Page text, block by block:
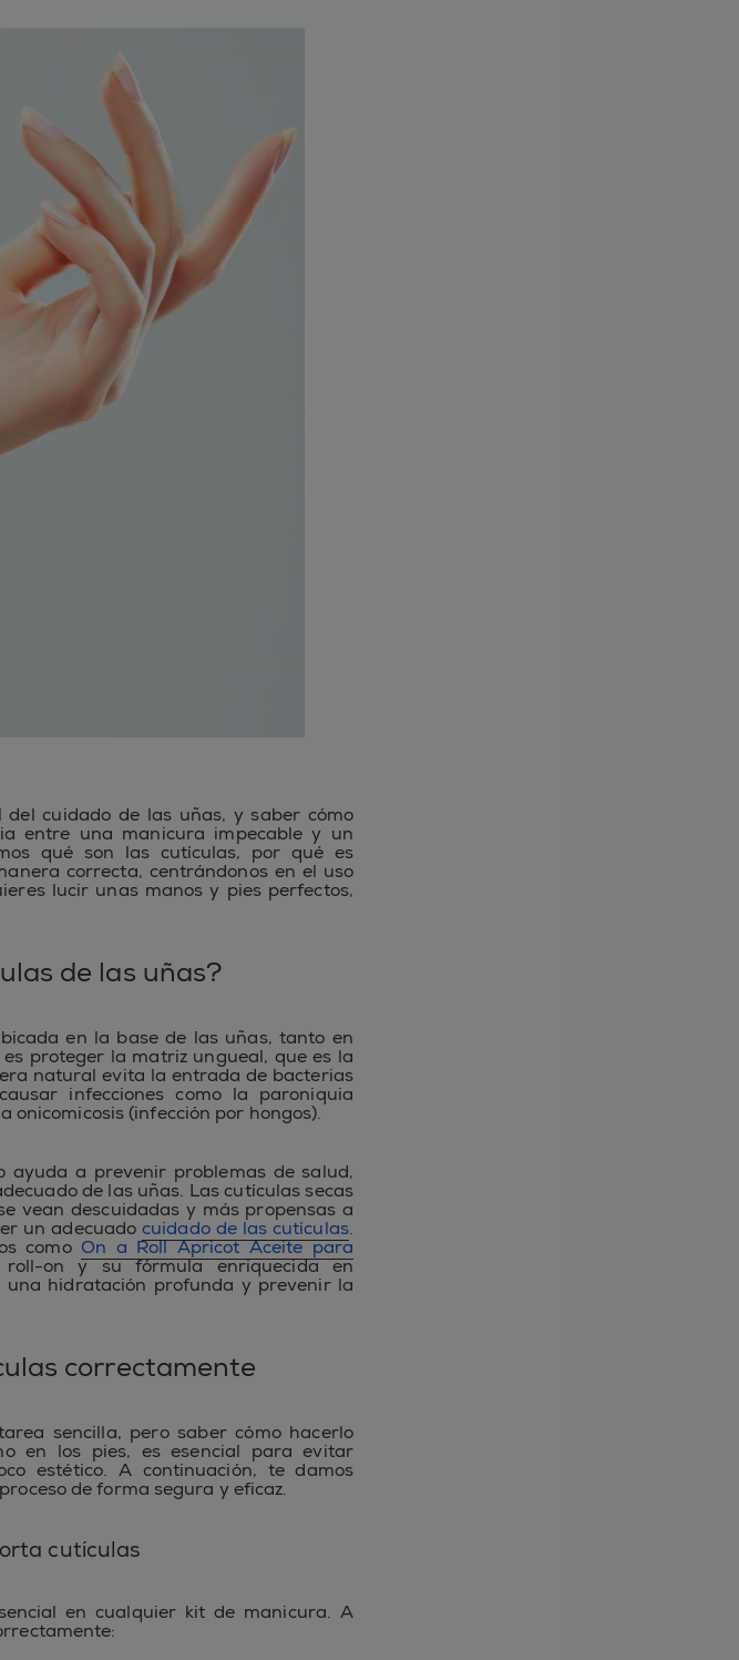
cuidado de las uñas, y saber cómo
entre una manicura impecable y un
qué son las cutículas, por qué es
correcta, centrándonos en el uso
lucir unas manos y pies perfectos,
de las uñas?
en la base de las uñas, tanto en
proteger la matriz ungueal, que es la
natural evita la entrada de bacterias
infecciones como la paroniquia
onicomicosis (infección por hongos).
ayuda a prevenir problemas de salud,
de las uñas. Las cutículas secas
vean descuidadas y más propensas a
un adecuadocuidado de las cutículas.
como On a Roll Apricot Aceite para
on y su fórmula enriquecida en
hidratación profunda y prevenir la
correctamente
sencilla, pero saber cómo hacerlo
en los pies, es esencial para evitar
estético. A continuación, te damos
de forma segura y eficaz.
cutículas
en cualquier kit de manicura. A